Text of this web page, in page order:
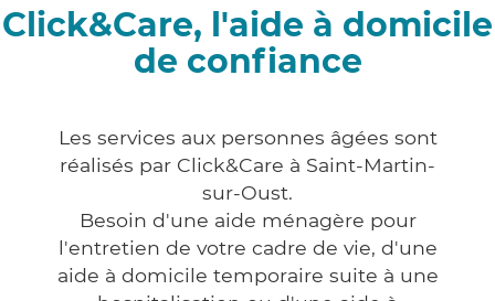
Click&Care, l'aide à domicile
de confiance
Les services aux personnes âgées sont
réalisés par Click&Care à Saint-Martin-
sur-Oust.
Besoin d'une aide ménagère pour
l'entretien de votre cadre de vie, d'une
aide à domicile temporaire suite à une